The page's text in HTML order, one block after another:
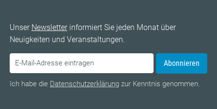
Unser Newsletterinformiert Sie jeden Monat über
Neuigkeiten und Veranstaltungen.
Abonnieren
Ich habe die Datenschutzerklärung zur Kenntnis genommen.